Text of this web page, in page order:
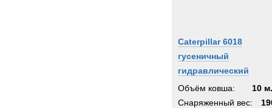
Caterpillar 6018
гусеничный
гидравлический
экскаватор
Объём ковша:
10
Снаряженный вес: